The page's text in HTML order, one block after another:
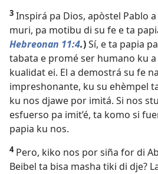
3 Inspirá pa Dios, apòstel Pablo
muri, pa motibu di su fe e ta
Hebreonan 11:4.)Sí, e ta papia
tabata e promé ser humano ku
kualidat ei. El a demostrá su fe
impreshonante, ku su ehèmpel
ku nos djawe por imitá. Si nos
esfuerso pa imit’é, ta komo si
papia ku nos.
4Pero, kiko nos por siña for di
Beibel ta bisa masha tiki di dje?